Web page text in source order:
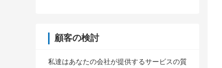
顧客の検討
私達はあなたの会社が提供するサービスの質